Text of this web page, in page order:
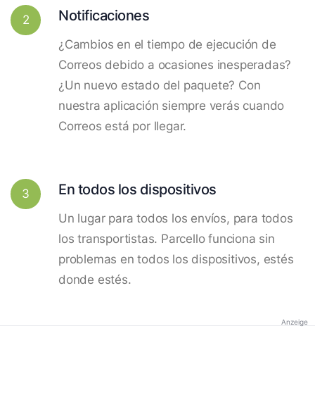
2 Notificaciones
¿Cambios en el tiempo de ejecución de
Correos debido a ocasiones inesperadas?
¿Un nuevo estado del paquete? Con
nuestra aplicación siempre verás cuando
Correos está por llegar.
3 En todos los dispositivos
Un lugar para todos los envíos, para todos
los transportistas. Parcello funciona sin
problemas en todos los dispositivos, estés
donde estés.
Anzeige